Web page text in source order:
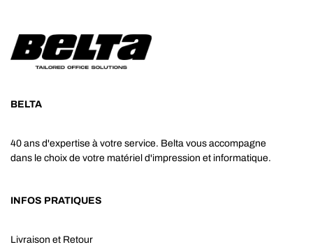
BELTA
40 ans d'expertise à votre service. Belta vous accompagne
dans le choix de votre matériel d'impression et informatique.
INFOS PRATIQUES
Livraison et Retour